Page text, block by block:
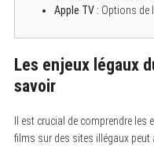
Apple TV : Options de
Les enjeux légaux
savoir
Il est crucial de comprendre
films sur des sites illégaux
c